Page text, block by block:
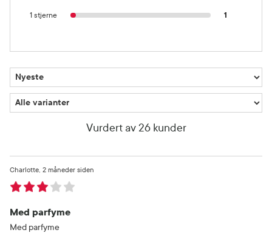
1 stjerne 1
Vurdert av 26 kunder
Med parfyme
2 måneder siden
Charlotte
Med parfyme